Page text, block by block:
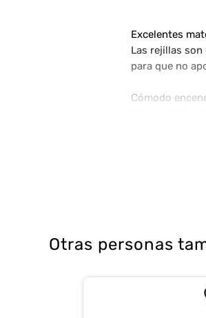
Excelentes
Las rejillas
para que no
Cómodo
Otras personas